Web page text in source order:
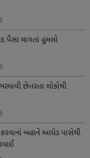
પૈસા માગતાં હુમલો
છેતરતા લોકોથી
બહાને આધેડ પાસેથી